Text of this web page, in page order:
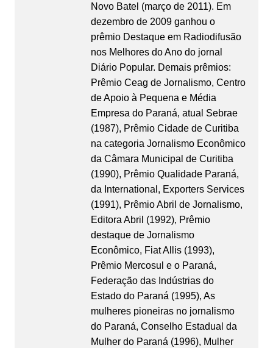
Novo Batel (março de 2011). Em
dezembro de 2009 ganhou o
prêmio Destaque em Radiodifusão
nos Melhores do Ano do jornal
Diário Popular. Demais prêmios:
Prêmio Ceag de Jornalismo, Centro
de Apoio à Pequena e Média
Empresa do Paraná, atual Sebrae
(1987), Prêmio Cidade de Curitiba
na categoria Jornalismo Econômico
da Câmara Municipal de Curitiba
(1990), Prêmio Qualidade Paraná,
da International, Exporters Services
(1991), Prêmio Abril de Jornalismo,
Editora Abril (1992), Prêmio
destaque de Jornalismo
Econômico, Fiat Allis (1993),
Prêmio Mercosul e o Paraná,
Federação das Indústrias do
Estado do Paraná (1995), As
mulheres pioneiras no jornalismo
do Paraná, Conselho Estadual da
Mulher do Paraná (1996), Mulher